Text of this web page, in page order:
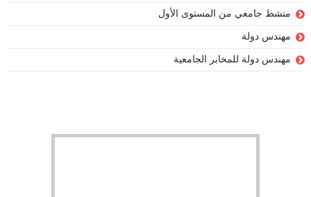
منشط جامعي من المستوى الأول
مهندس دولة
مهندس دولة للمخابر الجامعية